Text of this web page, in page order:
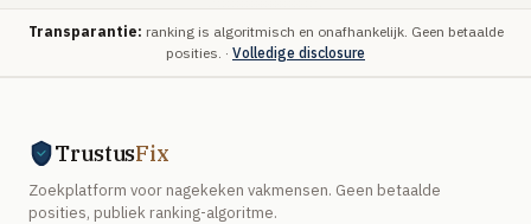
Transparantie: ranking is algoritmisch en onafhankelijk. Geen betaalde
posities. · Volledige disclosure
TrustusFix
Zoekplatform voor nagekeken vakmensen. Geen betaalde
posities, publiek ranking-algoritme.